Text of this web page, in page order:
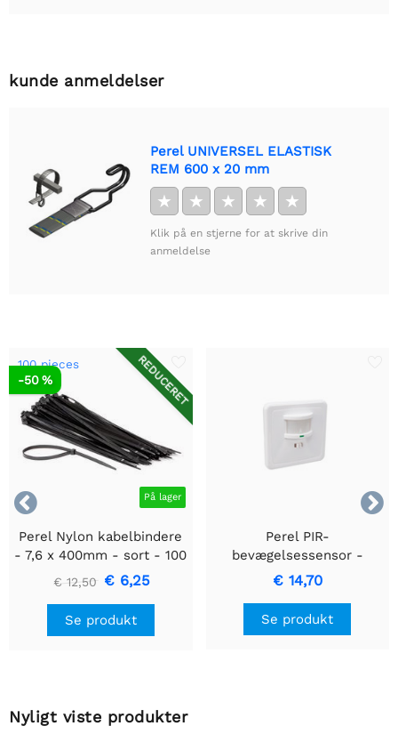
kunde anmeldelser
Perel UNIVERSEL ELASTISK
REM 600 x 20 mm
★ ★ ★ ★ ★
Klik på en stjerne for at skrive din
anmeldelse


REDUCERET
100 pieces
På lager
-50 %
Perel Nylon kabelbindere
- 7,6 x 400mm - sort - 100
stk
€ 12,50 € 6,25
Se produkt
Perel PIR-
bevægelsessensor -
Indbygget med
bevægelsesregistrering &
Indbygget design
€ 14,70
Se produkt
Nyligt viste produkter